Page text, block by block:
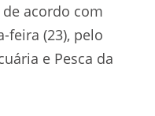
de acordo com
feira (23), pelo
e Pesca da